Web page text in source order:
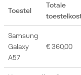
Toestel
Totale
Samsung
Galaxy
A57
€ 360,00